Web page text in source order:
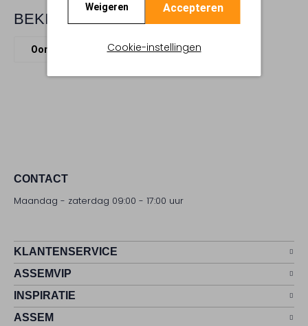
Weigeren Accepteren
Cookie-instellingen
BEKIJK MEER
Oorbellen Lott. Gioielli
CONTACT
Maandag - zaterdag 09:00 - 17:00 uur
KLANTENSERVICE
ASSEMVIP
INSPIRATIE
ASSEM